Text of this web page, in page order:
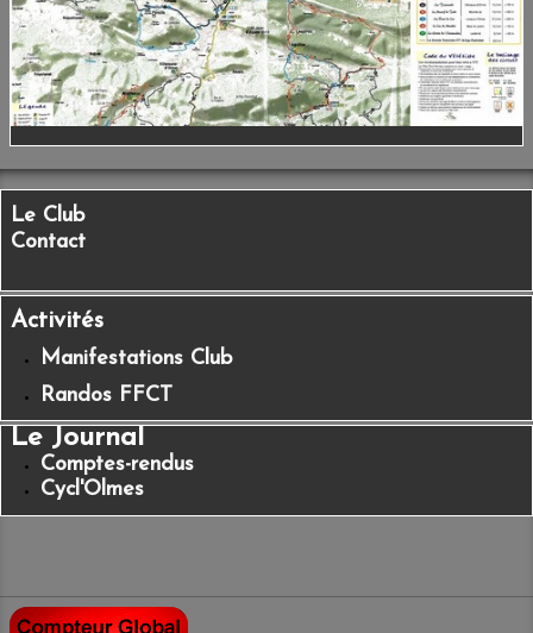
Le Club
Contact
Activités
Manifestations Club
Randos FFCT
Le Journal
Comptes-rendus
Cycl'Olmes